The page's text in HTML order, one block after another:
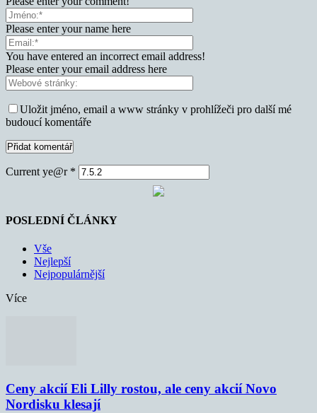
Please enter your name here
You have entered an incorrect email address!
Please enter your email address here
Uložit jméno, email a www stránky v prohlížeči pro další mé
budoucí komentáře
Current ye@r *
POSLEDNÍ ČLÁNKY
Vše
Nejlepší
Nejpopulárnější
Více
Ceny akcií Eli Lilly rostou, ale ceny akcií Novo
Nordisku klesají